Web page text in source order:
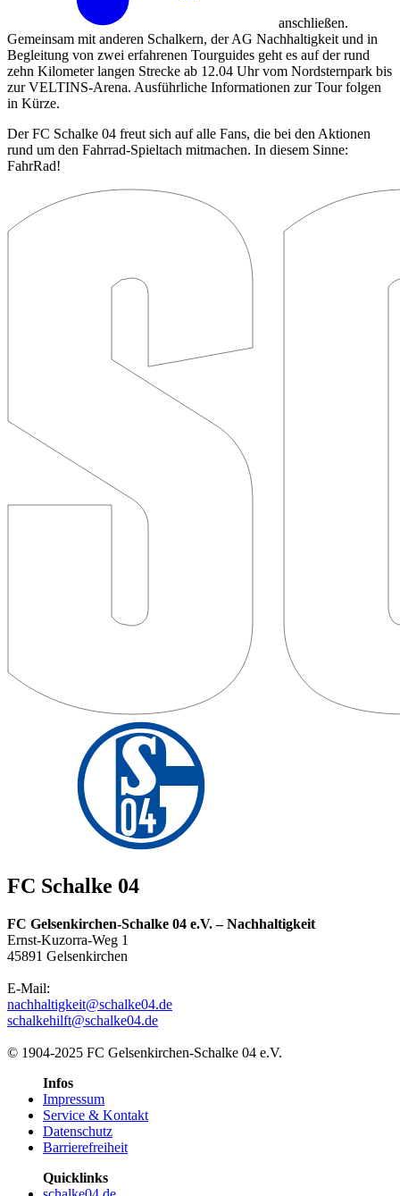
anschließen.
Gemeinsam mit anderen Schalkern, der AG Nachhaltigkeit und in
Begleitung von zwei erfahrenen Tourguides geht es auf der rund
zehn Kilometer langen Strecke ab 12.04 Uhr vom Nordsternpark bis
zur VELTINS-Arena. Ausführliche Informationen zur Tour folgen
in Kürze.
Der FC Schalke 04 freut sich auf alle Fans, die bei den Aktionen
rund um den Fahrrad-Spieltach mitmachen. In diesem Sinne:
FahrRad!
FC Schalke 04
FC Gelsenkirchen-Schalke 04 e.V. – Nachhaltigkeit
Ernst-Kuzorra-Weg 1
45891 Gelsenkirchen
E-Mail:
nachhaltigkeit@schalke04.de
schalkehilft@schalke04.de
© 1904-2025 FC Gelsenkirchen-Schalke 04 e.V.
Infos
Impressum
Service & Kontakt
Datenschutz
Barrierefreiheit
Quicklinks